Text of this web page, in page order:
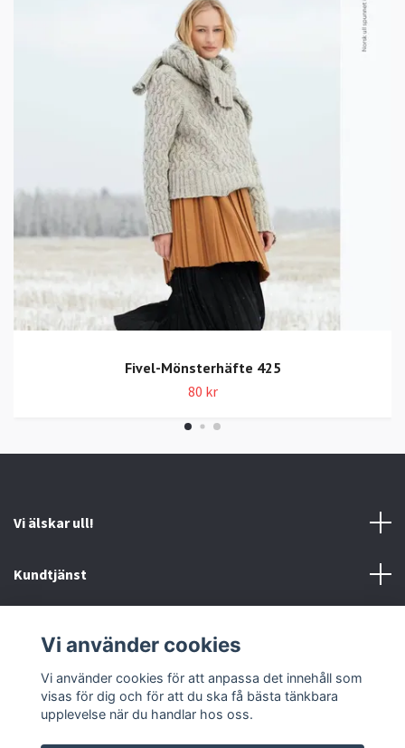
Fivel-Mönsterhäfte 425
80 kr
Vi älskar ull!
Kundtjänst
Sociala medier
Vi använder cookies
Vi använder cookies för att anpassa det innehåll som
visas för dig och för att du ska få bästa tänkbara
upplevelse när du handlar hos oss.